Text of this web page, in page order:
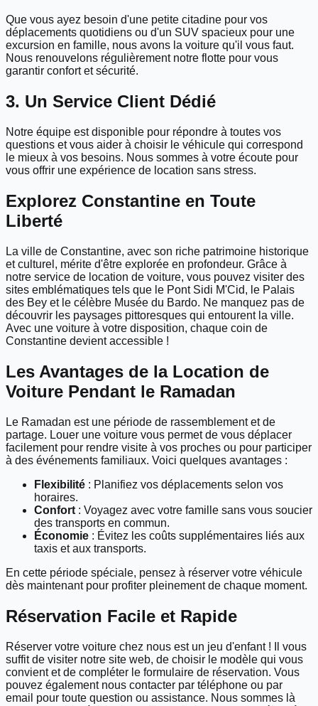
Que vous ayez besoin d'une petite citadine pour vos
déplacements quotidiens ou d'un SUV spacieux pour une
excursion en famille, nous avons la voiture qu'il vous faut.
Nous renouvelons régulièrement notre flotte pour vous
garantir confort et sécurité.
3. Un Service Client Dédié
Notre équipe est disponible pour répondre à toutes vos
questions et vous aider à choisir le véhicule qui correspond
le mieux à vos besoins. Nous sommes à votre écoute pour
vous offrir une expérience de location sans stress.
Explorez Constantine en Toute
Liberté
La ville de Constantine, avec son riche patrimoine historique
et culturel, mérite d'être explorée en profondeur. Grâce à
notre service de location de voiture, vous pouvez visiter des
sites emblématiques tels que le Pont Sidi M'Cid, le Palais
des Bey et le célèbre Musée du Bardo. Ne manquez pas de
découvrir les paysages pittoresques qui entourent la ville.
Avec une voiture à votre disposition, chaque coin de
Constantine devient accessible !
Les Avantages de la Location de
Voiture Pendant le Ramadan
Le Ramadan est une période de rassemblement et de
partage. Louer une voiture vous permet de vous déplacer
facilement pour rendre visite à vos proches ou pour participer
à des événements familiaux. Voici quelques avantages :
Flexibilité : Planifiez vos déplacements selon vos
horaires.
Confort : Voyagez avec votre famille sans vous soucier
des transports en commun.
Économie : Évitez les coûts supplémentaires liés aux
taxis et aux transports.
En cette période spéciale, pensez à réserver votre véhicule
dès maintenant pour profiter pleinement de chaque moment.
Réservation Facile et Rapide
Réserver votre voiture chez nous est un jeu d'enfant ! Il vous
suffit de visiter notre site web, de choisir le modèle qui vous
convient et de compléter le formulaire de réservation. Vous
pouvez également nous contacter par téléphone ou par
email pour toute question ou assistance. Nous sommes là